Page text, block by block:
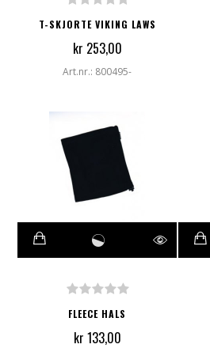
T-SKJORTE VIKING LAWS
kr 253,00
Art.nr.: 800495-
FLEECE HALS
kr 133,00